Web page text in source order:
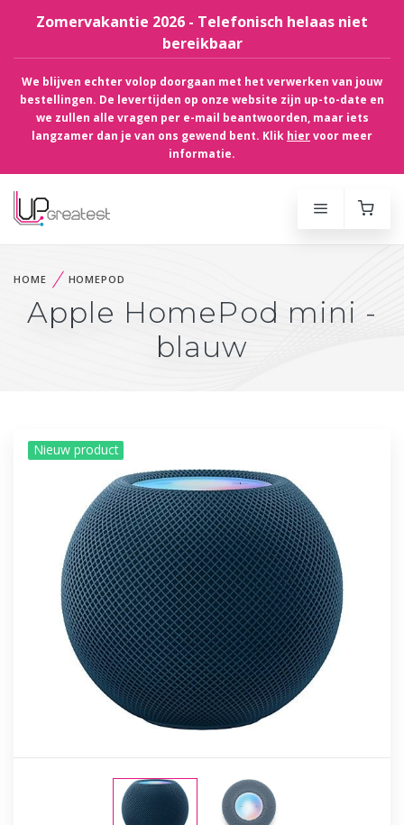
Zomervakantie 2026 - Telefonisch helaas niet
bereikbaar
We blijven echter volop doorgaan met het verwerken van jouw
bestellingen. De levertijden op onze website zijn up-to-date en
we zullen alle vragen per e-mail beantwoorden, maar iets
langzamer dan je van ons gewend bent. Klik hiervoor meer
informatie.
HOME HOMEPOD
Apple HomePod mini -
blauw
Nieuw product